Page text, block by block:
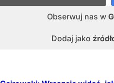
Obserwuj nas w
Dodaj jako